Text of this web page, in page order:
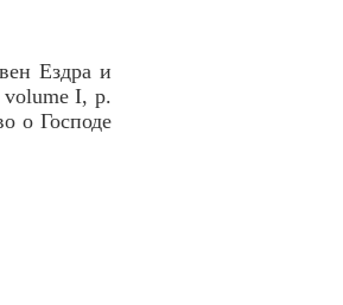
Ездра и
volume I, p.
о Господе